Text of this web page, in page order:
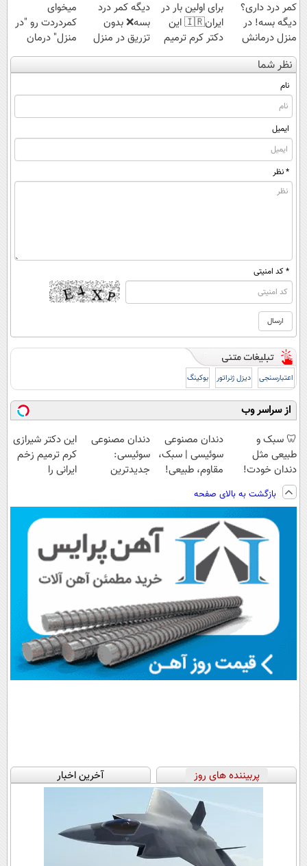
کمر درد داری؟
دیگه بسه! در
منزل درمانش
کن
(◀پرسش‌نامه)
برای اولین بار در
ایران🇮🇷 این
دکتر کرم ترمیم
کننده 23 روزه
ساخت!
دیگه کمر درد
بسه❌ بدون
تزریق در منزل
درمانش کن✅
◀پرسش‌نامه پر
میخوای
کمردردت رو "در
منزل" درمان
کنی؟ (◂فیلم +
◂پرسش‌نامه)
نظر شما
نام
ایمیل
* نظر
* کد امنیتی
اعتبارسنجی دیزل ژنراتور بوکینگ
از سراسر وب
🦷 سبک و
طبیعی مثل
دندان خودت!
نصب آسان و
پرداخت اقساطی
💳 📍 تهران
دندان مصنوعی
سوئیسی | سبک،
مقاوم، طبیعی!
رایگان+پرداخت
اقساطی😍
دندان مصنوعی
سوئیسی:
جدیدترین
پرداخت قسطی
این دکتر شیرازی
کرم ترمیم زخم
ایرانی را
بازگشت به بالای صفحه
پربیننده های روز آخرین اخبار